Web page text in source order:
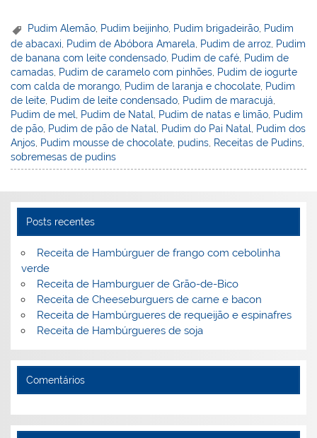
er
e
st
k
e
dI
n
c
e
b
o
o
k
itt
er
ai
l
h
o
o
M
ai
l
t
ar
e
Pudim Alemão, Pudim beijinho, Pudim brigadeirão, Pudim
de abacaxi
Pudim de Abóbora Amarela Pudim de arroz Pudim
de banana com leite condensado Pudim de café Pudim de
camadas Pudim de caramelo com pinhões Pudim de iogurte
com calda de morango Pudim de laranja e chocolate Pudim
de leite Pudim de leite condensado Pudim de maracujá
Pudim de mel
Pudim de Natal Pudim de natas e limão Pudim
de pão Pudim de pão de Natal Pudim do Pai Natal
Pudim dos
Anjos Pudim mousse de chocolate pudins Receitas de Pudins
sobremesas de pudins
Posts recentes
Receita de Hambúrguer de frango com cebolinha
verde
Receita de Hamburguer de Grão-de-Bico
Receita de Cheeseburguers de carne e bacon
Receita de Hambúrgueres de requeijão e espinafres
Receita de Hambúrgueres de soja
Comentários